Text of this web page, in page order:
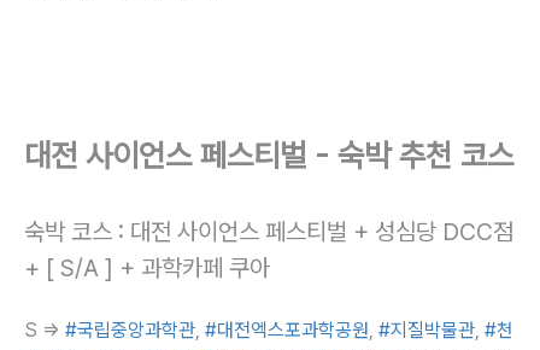
대전 사이언스 페스티벌 - 숙박 추천 코스
숙박 코스 : 대전 사이언스 페스티벌 + 성심당 DCC점
+ [ S/A ] + 과학카페 쿠아
S => #국립중앙과학관, #대전엑스포과학공원, #지질박물관, #천